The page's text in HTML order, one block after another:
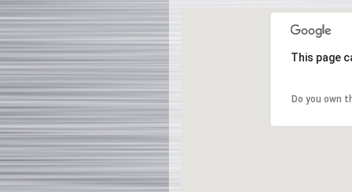
This page
Do you own